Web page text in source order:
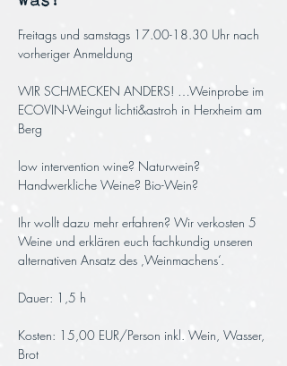
Freitags und samstags 17.00-18.30 Uhr nach
vorheriger Anmeldung
WIR SCHMECKEN ANDERS! …Weinprobe im
ECOVIN-Weingut lichti&astroh in Herxheim am
Berg
low intervention wine? Naturwein?
Handwerkliche Weine? Bio-Wein?
Ihr wollt dazu mehr erfahren? Wir verkosten 5
Weine und erklären euch fachkundig unseren
alternativen Ansatz des ‚Weinmachens‘.
Dauer: 1,5 h
Kosten: 15,00 EUR/Person inkl. Wein, Wasser,
Brot